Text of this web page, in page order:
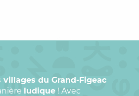
villages du Grand-Figeac
ludique! Avec